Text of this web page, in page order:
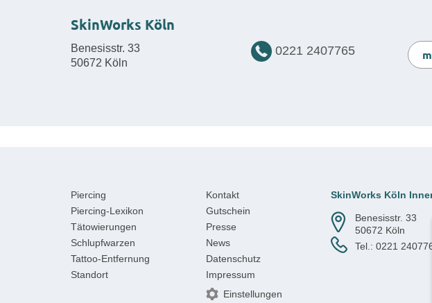
SkinWorks Köln
Benesisstr. 33
50672 Köln
0221 2407765
Piercing
Piercing-Lexikon
Tätowierungen
Schlupfwarzen
Tattoo-Entfernung
Standort
Kontakt
Gutschein
Presse
News
Datenschutz
Impressum
Einstellungen
SkinWorks Köln
Benesisstr. 33
50672 Köln
Tel.: 0221